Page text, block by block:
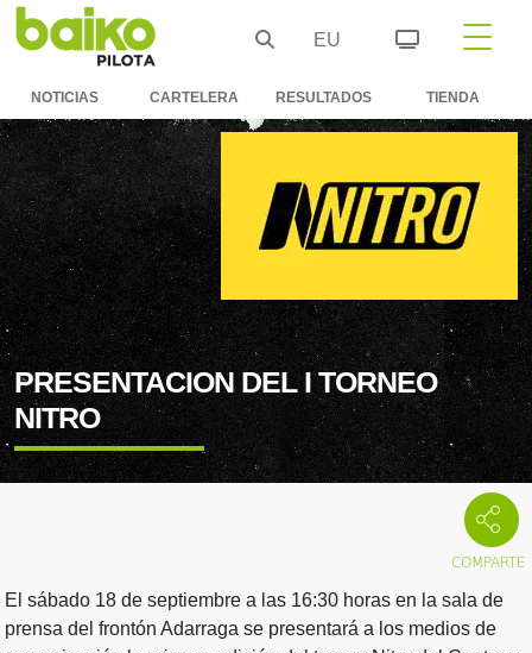
EU
NOTICIAS CARTELERA RESULTADOS TIENDA
PRESENTACION DEL I TORNEO
NITRO
El sábado 18 de septiembre a las 16:30 horas en la sala de
prensa del frontón Adarraga se presentará a los medios de